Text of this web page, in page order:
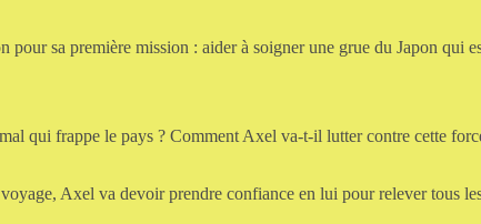
pour sa première mission : aider à soigner une grue du Japon qui
qui frappe le pays ? Comment Axel va-t-il lutter contre cette
Axel va devoir prendre confiance en lui pour relever tous